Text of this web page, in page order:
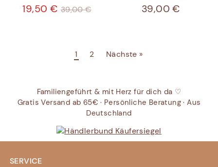
19,50 € Normaler
39,00 € 39,00 €
1 2 Nächste »
Familiengeführt & mit Herz für dich da ♡
Gratis Versand ab 65€ · Persönliche Beratung · Aus
Deutschland
SERVICE